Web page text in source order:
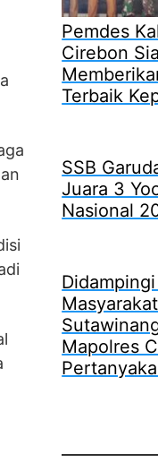
Pemdes
Cirebon
Terbaik
SSB
Juara 3
Nasional
Mapolres